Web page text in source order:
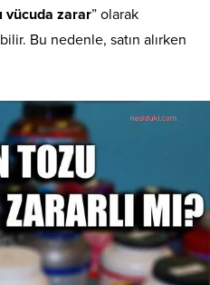
vücuda zarar” olarak
Bu nedenle, satın alırken